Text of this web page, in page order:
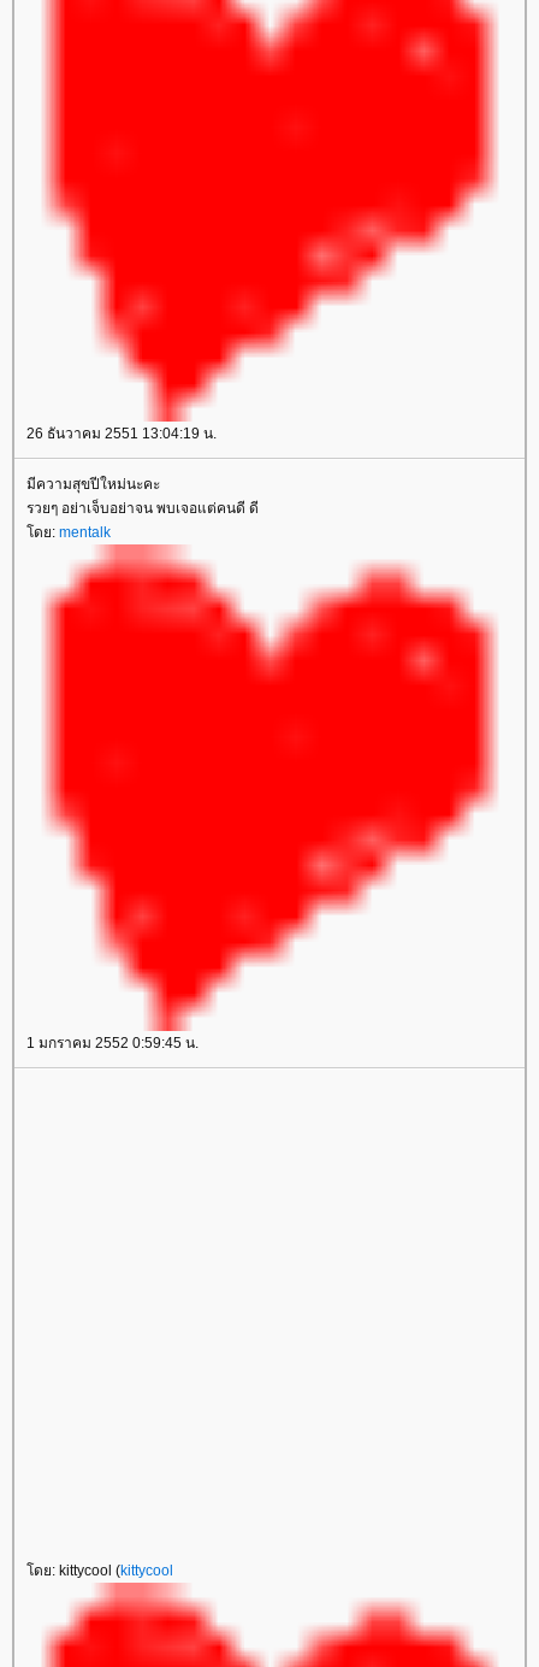
26 ธันวาคม 2551 13:04:19 น.
มีความสุขปีใหม่นะคะ
รวยๆ อย่าเจ็บอย่าจน พบเจอแต่คนดี ดี
โดย: mentalk
1 มกราคม 2552 0:59:45 น.
โดย: kittycool (kittycool